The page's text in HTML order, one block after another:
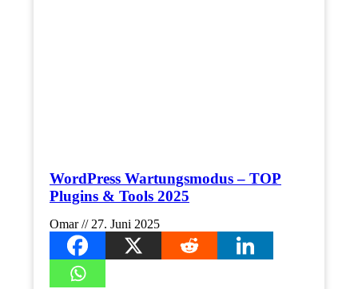
WordPress Wartungsmodus – TOP
Plugins & Tools 2025
Omar 27. Juni 2025